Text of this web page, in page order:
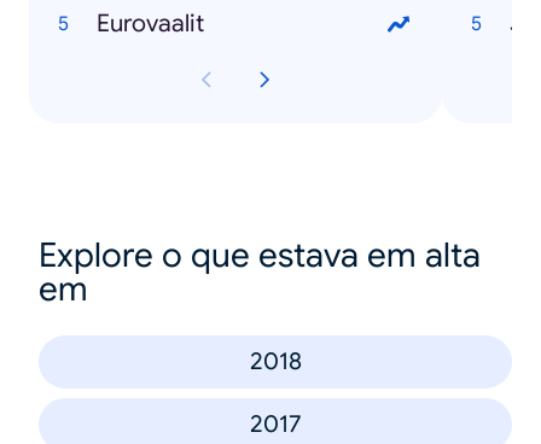
Eurovaalit
Explore o que estava em alta
em
2018
2017